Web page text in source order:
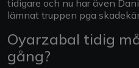
tidigare och nu har även
lämnat truppen pga
Oyarzabal tidig
gång?